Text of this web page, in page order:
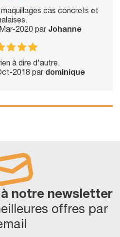
cas concrets et
2020 par Johanne
à dire d'autre.
2018 par dominique
notre newsletter
offres par